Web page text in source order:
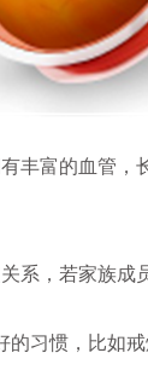
富的血管，
，若家族成
习惯，比如戒